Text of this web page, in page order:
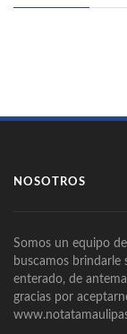
NOSOTROS
Somos un equipo
buscamos brindarle
enterado, de
gracias por